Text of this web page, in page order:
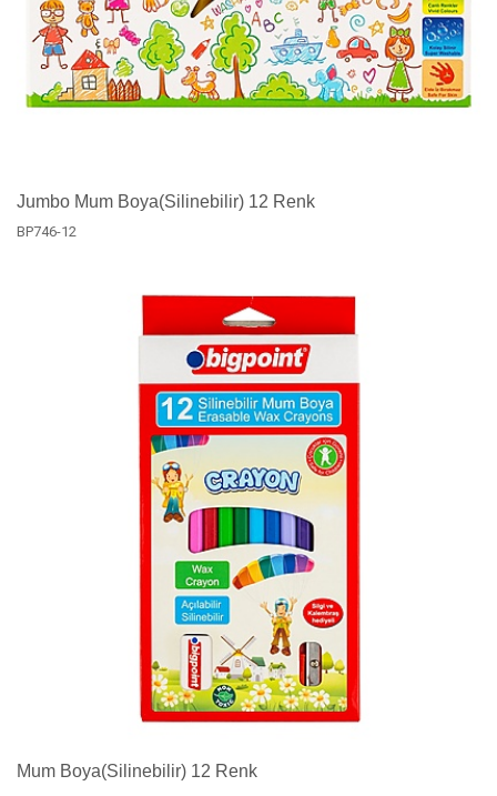
Jumbo Mum Boya(Silinebilir) 12 Renk
BP746-12
Mum Boya(Silinebilir) 12 Renk